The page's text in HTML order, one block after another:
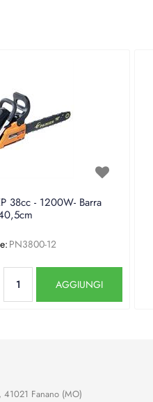
38cc - 1200W- Barra
PN3800-12
AGGIUNGI
41021 Fanano (MO)